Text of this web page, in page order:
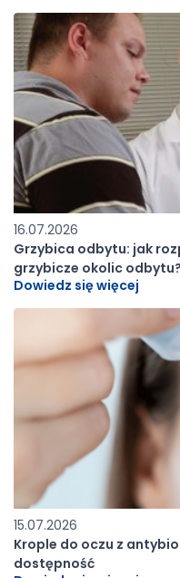
16.07.2026
Grzybica odbytu: jak
grzybicze okolic odbytu?
Dowiedz się więcej
15.07.2026
Krople do oczu z
dostępność